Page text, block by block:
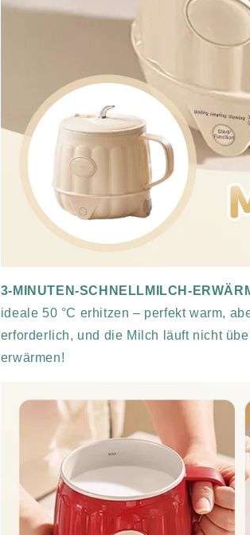
3-MINUTEN-SCHNELLMILCH-
ideale 50 °C erhitzen – perfekt warm,
erforderlich, und die Milch läuft nicht
erwärmen!